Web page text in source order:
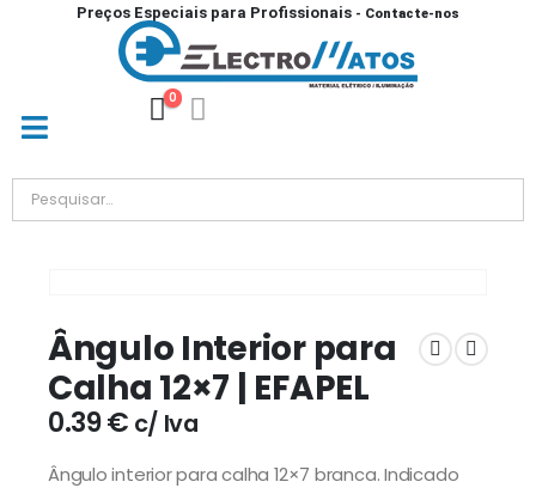
Preços Especiais para Profissionais - Contacte-nos
0
Ângulo Interior para
Calha 12×7 | EFAPEL
0.39€ c/ Iva
Ângulo interior para calha 12×7 branca. Indicado